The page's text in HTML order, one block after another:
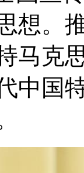
想。
马克
中国